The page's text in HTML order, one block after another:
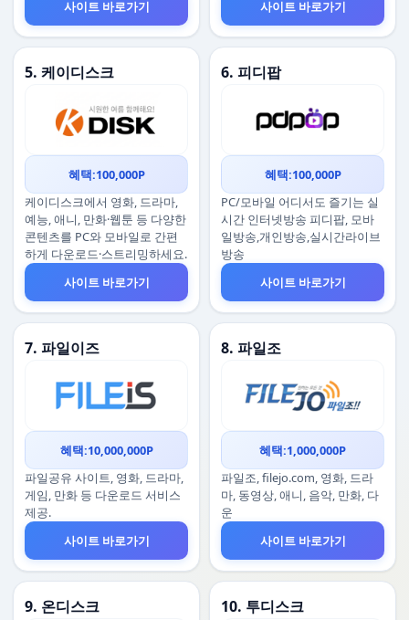
사이트 바로가기
사이트 바로가기
5. 케이디스크
혜택:100,000P
케이디스크에서 영화, 드라마,
예능, 애니, 만화·웹툰 등 다양한
콘텐츠를 PC와 모바일로 간편
하게 다운로드·스트리밍하세요.
사이트 바로가기
6. 피디팝
혜택:100,000P
PC/모바일 어디서도 즐기는 실
시간 인터넷방송 피디팝, 모바
일방송,개인방송,실시간라이브
방송
사이트 바로가기
7. 파일이즈
혜택:10,000,000P
파일공유 사이트, 영화, 드라마,
게임, 만화 등 다운로드 서비스
제공.
사이트 바로가기
8. 파일조
혜택:1,000,000P
파일조, filejo.com, 영화, 드라
마, 동영상, 애니, 음악, 만화, 다
운
사이트 바로가기
9. 온디스크 10. 투디스크